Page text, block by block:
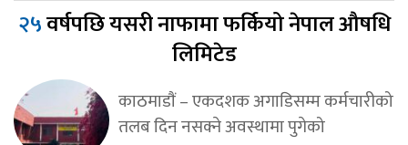
२५वर्षपछि यसरी नाफामा फर्कियो नेपाल औषधि
लिमिटेड
काठमाडाैं – एकदशक अगाडिसम्म कर्मचारीको
तलब दिन नसक्ने अवस्थामा पुगेको